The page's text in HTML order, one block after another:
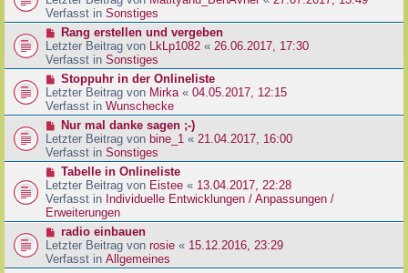
r
a
g
B
e
t
r
a
g
u
e
r
B
e
t
r
a
g
Verfasst in Sonstiges
N
e
u
e
r
B
e
t
r
a
g
Rang erstellen und vergeben
Letzter Beitrag von LkLp1082 « 26.06.2017, 17:30
Verfasst in Sonstiges
N
e
u
e
r
B
e
t
r
a
g
Stoppuhr in der Onlineliste
Letzter Beitrag von Mirka« 04.05.2017, 12:15
Verfasst in Wunschecke
N
e
u
e
r
B
e
i
r
a
Nur mal danke sagen ;-)
Letzter Beitrag von bine_1 « 21.04.2017, 16:00
Verfasst in Sonstiges
N
e
u
e
r
B
e
i
Tabelle in Onlineliste
Letzter Beitrag von Eistee « 13.04.2017, 22:28
Verfasst in Individuelle Entwicklungen / Anpassungen /
Erweiterungen
N
e
u
radio einbauen
Letzter Beitrag von rosie « 15.12.2016, 23:29
Verfasst in Allgemeines